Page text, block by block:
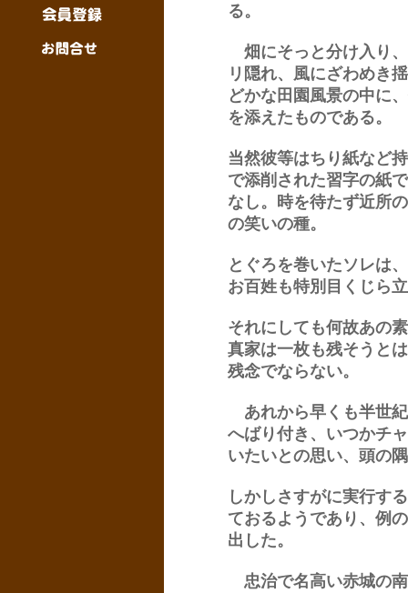
る。
畑にそっと分け入り
リ隠れ、風にざわめき
どかな田園風景の中に
を添えたものである。
当然彼等はちり紙など
で添削された習字の紙
なし。時を待たず近所
の笑いの種。
とぐろを巻いたソレは
お百姓も特別目くじら
それにしても何故あの
真家は一枚も残そうと
残念でならない。
あれから早くも半世
へばり付き、いつかチ
いたいとの思い、頭の
しかしさすがに実行す
ておるようであり、例
出した。
忠治で名高い赤城の